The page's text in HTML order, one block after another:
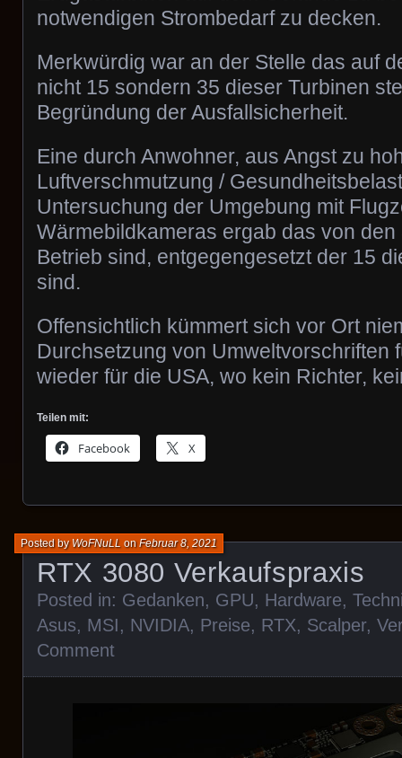
notwendigen Strombedarf zu decken.
Merkwürdig war an der Stelle das auf
nicht 15 sondern 35 dieser Turbinen
Begründung der Ausfallsicherheit.
Eine durch Anwohner, aus Angst zu
Luftverschmutzung /
Untersuchung der Umgebung mit
Wärmebildkameras ergab das von den
Betrieb sind, entgegengesetzt der 15
sind.
Offensichtlich kümmert sich vor Ort
Durchsetzung von Umweltvorschriften
wieder für die USA, wo kein Richter,
Teilen mit:
Facebook X
RTX 3080 Verkaufspraxis
Posted byWoFNuLL onFebruar 8, 2021
Posted in: Gedanken, GPU, Hardware,
Asus, MSI, NVIDIA, Preise, RTX, Scalper,
Comment